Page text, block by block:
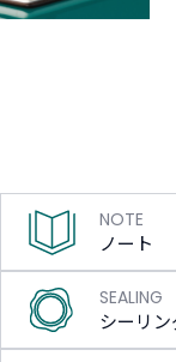
NOTE
ノート
SEALING
シーリン